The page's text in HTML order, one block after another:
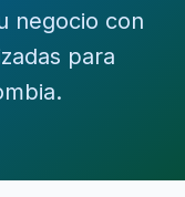
negocio con
para